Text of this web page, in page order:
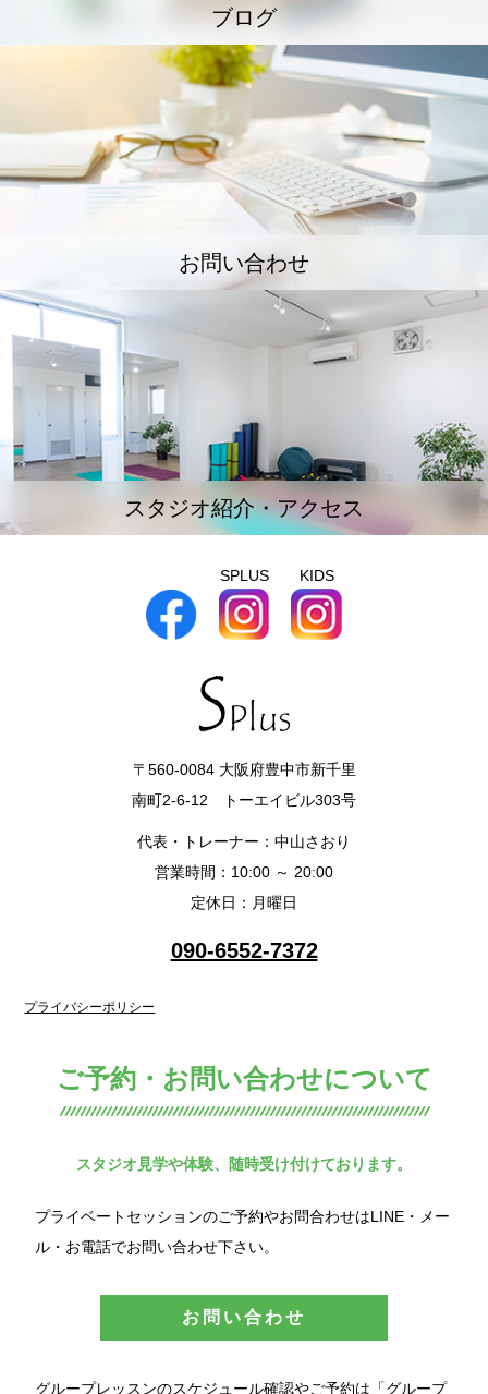
ブログ
お問い合わせ
スタジオ紹介・アクセス
SPLUS KIDS
〒560-0084 大阪府豊中市新千里
南町2-6-12 トーエイビル303号
代表・トレーナー：中山さおり
営業時間：10:00 ～ 20:00
定休日：月曜日
090-6552-7372
プライバシーポリシー
ご予約・お問い合わせについて
スタジオ見学や体験、随時受け付けております。
プライベートセッションのご予約やお問合わせはLINE・メー
ル・お電話でお問い合わせ下さい。
お問い合わせ
グループレッスンのスケジュール確認やご予約は「グループ